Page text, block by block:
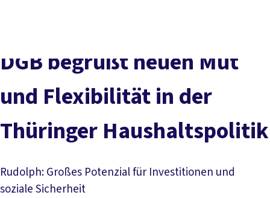
Service
Mitmachen
DGB begrüßt neuen Mut
und Flexibilität in der
Thüringer Haushaltspolitik
Rudolph: Großes Potenzial für Investitionen und
soziale Sicherheit